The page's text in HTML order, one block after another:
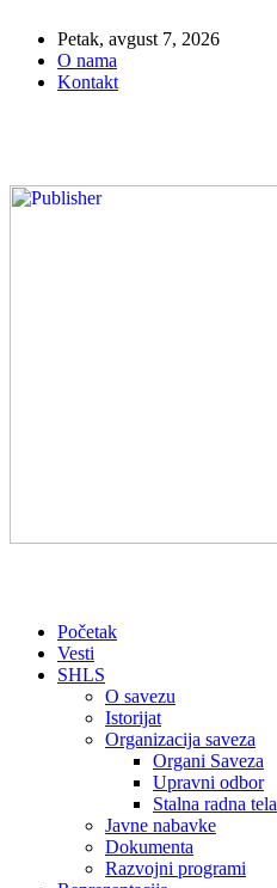
Petak, avgust 7, 2026
O nama
Kontakt
Početak
Vesti
SHLS
O savezu
Istorijat
Organizacija saveza
Organi Saveza
Upravni odbor
Stalna radna tela
Javne nabavke
Dokumenta
Razvojni programi